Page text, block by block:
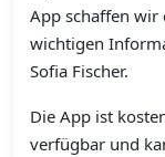
App schaffen wir
wichtigen
Sofia Fischer.
Die App ist
verfügbar und